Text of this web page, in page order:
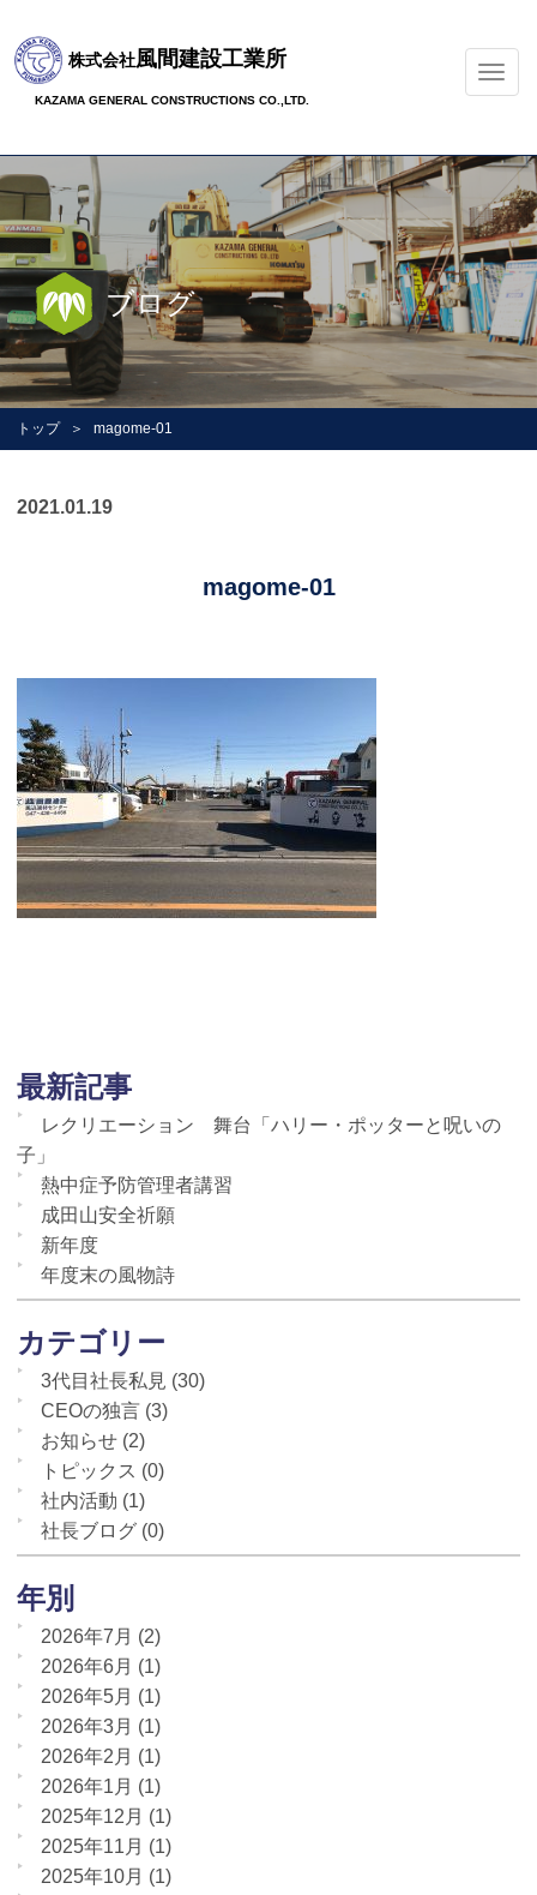
ナ
ビ
ー
シ
ョ
ン
の
切
替
株式会社風間建設工業所
KAZAMA GENERAL CONSTRUCTIONS CO.,LTD.
ブログ
トップ magome-01
2021.01.19
magome-01
最新記事
レクリエーション 舞台「ハリー・ポッターと呪いの
子」
熱中症予防管理者講習
成田山安全祈願
新年度
年度末の風物詩
カテゴリー
3代目社長私見 (30)
CEOの独言 (3)
お知らせ (2)
トピックス (0)
社内活動 (1)
社長ブログ (0)
年別
2026年7月 (2)
2026年6月 (1)
2026年5月 (1)
2026年3月 (1)
2026年2月 (1)
2026年1月 (1)
2025年12月 (1)
2025年11月 (1)
2025年10月 (1)